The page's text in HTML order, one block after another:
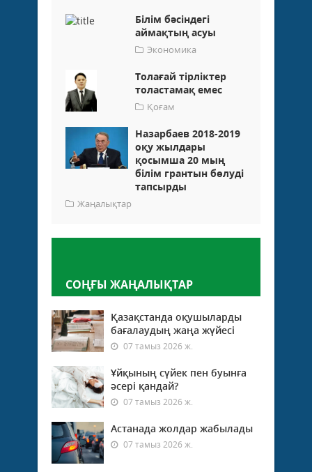
Білім бәсіндегі
аймақтың асуы
Экономика
Толағай тірліктер
толастамақ емес
Қоғам
Назарбаев 2018-2019
оқу жылдары
қосымша 20 мың
білім грантын бөлуді
тапсырды
Жаңалықтар
СОҢҒЫ ЖАҢАЛЫҚТАР
Қазақстанда оқушыларды
бағалаудың жаңа жүйесі
07 тамыз 2026 ж.
Ұйқының сүйек пен буынға
әсері қандай?
07 тамыз 2026 ж.
Астанада жолдар жабылады
07 тамыз 2026 ж.